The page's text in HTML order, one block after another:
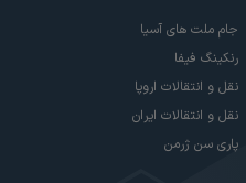
جام ملت های آسیا
رنکینگ فیفا
نقل و انتقالات اروپا
نقل و انتقالات ایران
پاری سن ژرمن